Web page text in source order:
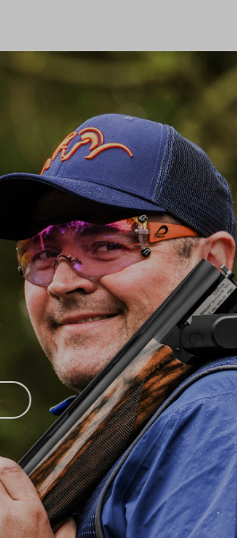
2026 – eine exklusive Serie von
die an vier
Deutschland ausgetragen wird. Der
aller Klassen die Möglichkeit, ihre
unter Beweis zu stellen.